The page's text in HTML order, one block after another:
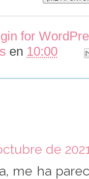
en 10:00
de
me ha